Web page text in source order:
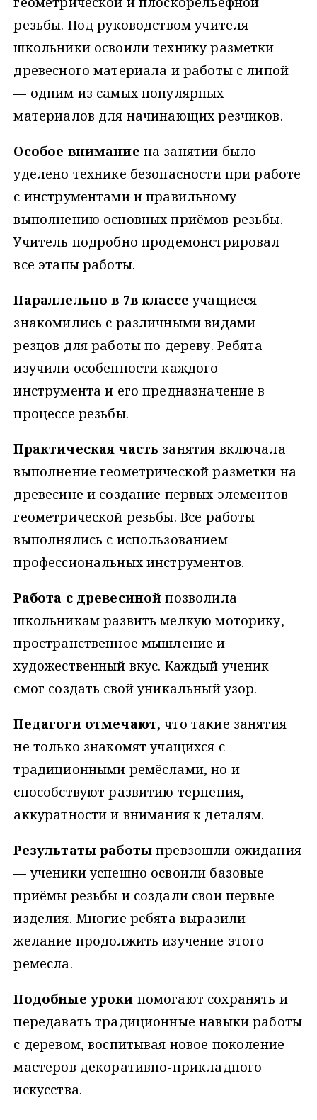
резьбы. Под руководством учителя
школьники освоили технику разметки
древесного материала и работы с липой
— одним из самых популярных
материалов для начинающих резчиков.
Особое внимание на занятии было
уделено технике безопасности при работе
с инструментами и правильному
выполнению основных приёмов резьбы.
Учитель подробно продемонстрировал
все этапы работы.
Параллельно в 7в классе учащиеся
знакомились с различными видами
резцов для работы по дереву. Ребята
изучили особенности каждого
инструмента и его предназначение в
процессе резьбы.
Практическая часть занятия включала
выполнение геометрической разметки на
древесине и создание первых элементов
геометрической резьбы. Все работы
выполнялись с использованием
профессиональных инструментов.
Работа с древесиной позволила
школьникам развить мелкую моторику,
пространственное мышление и
художественный вкус. Каждый ученик
смог создать свой уникальный узор.
Педагоги отмечают, что такие занятия
не только знакомят учащихся с
традиционными ремёслами, но и
способствуют развитию терпения,
аккуратности и внимания к деталям.
Результаты работы превзошли ожидания
— ученики успешно освоили базовые
приёмы резьбы и создали свои первые
изделия. Многие ребята выразили
желание продолжить изучение этого
ремесла.
Подобные уроки помогают сохранять и
передавать традиционные навыки работы
с деревом, воспитывая новое поколение
мастеров декоративно-прикладного
искусства.